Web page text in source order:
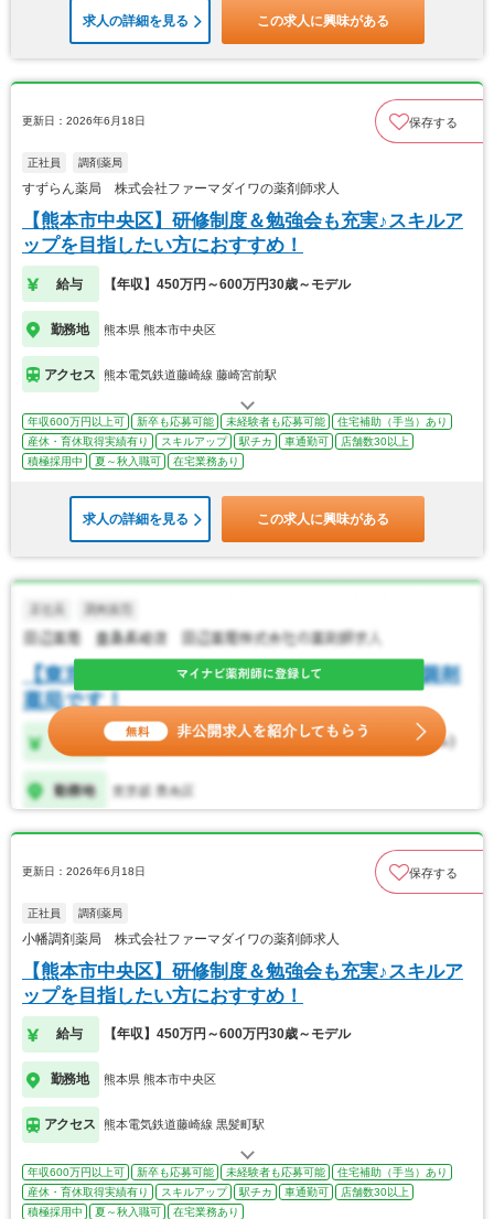
求人の詳細を見る この求人に興味がある
更新日：2026年6月18日 保存する
正社員 調剤薬局
すずらん薬局 株式会社ファーマダイワの薬剤師求人
【熊本市中央区】研修制度＆勉強会も充実♪スキルア
ップを目指したい方におすすめ！
給与 【年収】450万円～600万円30歳～モデル
勤務地 熊本県 熊本市中央区
アクセス 熊本電気鉄道藤崎線 藤崎宮前駅
年収600万円以上可 新卒も応募可能 未経験者も応募可能
住宅補助（手当）あり
産休・育休取得実績有り
スキルアップ 駅チカ 車通勤可
店舗数30以上
積極採用中
夏～秋入職可 在宅業務あり
求人の詳細を見る この求人に興味がある
更新日：2026年6月18日 保存する
正社員 調剤薬局
小幡調剤薬局 株式会社ファーマダイワの薬剤師求人
【熊本市中央区】研修制度＆勉強会も充実♪スキルア
ップを目指したい方におすすめ！
給与 【年収】450万円～600万円30歳～モデル
勤務地 熊本県 熊本市中央区
アクセス 熊本電気鉄道藤崎線 黒髪町駅
年収600万円以上可 新卒も応募可能 未経験者も応募可能
住宅補助（手当）あり
産休・育休取得実績有り
スキルアップ 駅チカ 車通勤可
店舗数30以上
積極採用中
夏～秋入職可 在宅業務あり